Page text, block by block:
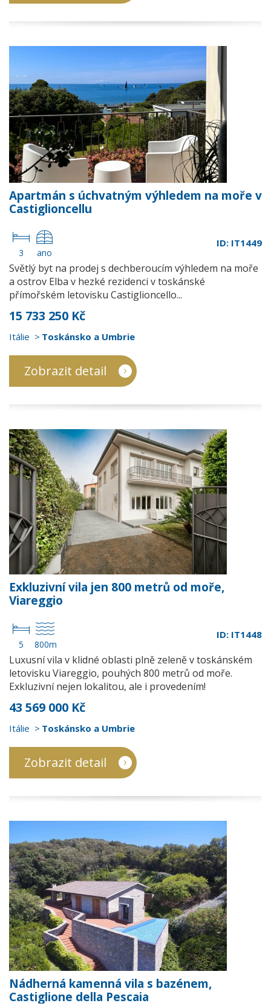
Apartmán s úchvatným výhledem na moře v
Castiglioncellu
3 ano
ID: IT1449
Světlý byt na prodej s dechberoucím výhledem na moře
a ostrov Elba v hezké rezidenci v toskánské
přímořském letovisku Castiglioncello...
15 733 250 Kč
Itálie Toskánsko a Umbrie
Zobrazit detail
Exkluzivní vila jen 800 metrů od moře,
Viareggio
5 800m
ID: IT1448
Luxusní vila v klidné oblasti plně zeleně v toskánském
letovisku Viareggio, pouhých 800 metrů od moře.
Exkluzivní nejen lokalitou, ale i provedením!
43 569 000 Kč
Itálie Toskánsko a Umbrie
Zobrazit detail
Nádherná kamenná vila s bazénem,
Castiglione della Pescaia